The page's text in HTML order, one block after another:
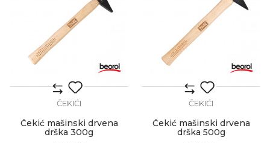
ČEKIĆI
Čekić mašinski drvena
drška 300g
ČEKIĆI
Čekić mašinski drvena
drška 500g